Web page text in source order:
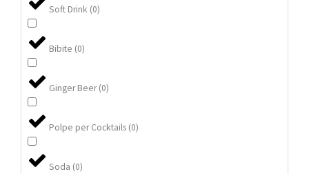
Soft Drink (0)
Bibite (0)
Ginger Beer (0)
Polpe per Cocktails (0)
Soda (0)